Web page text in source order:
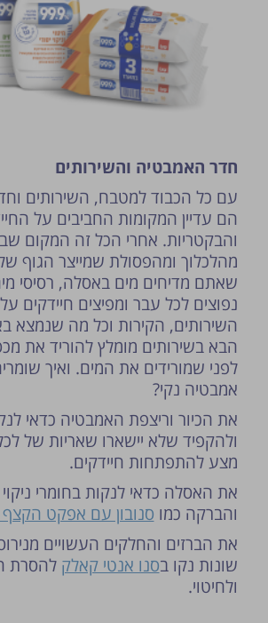
חדר האמבטיה והשירותים
עם כל הכבוד למטבח, השירותים
הם עדיין המקומות החביבים על
והבקטריות. אחרי הכל זה המקום
מהלכלוך ומהפסולת שמייצר הגוף
שאתם מדיחים מים באסלה, רסיסי
נפוצים לכל עבר ומפיצים חיידקים
השירותים, הקירות וכל מה שנמצא
הבא בשירותים מומלץ להוריד את
לפני שמורידים את המים. ואיך
אמבטיה נקי?
את הכיור וריצפת האמבטיה כדאי
ולהקפיד שלא יישארו שאריות של
מצע להתפתחות חיידקים.
את האסלה כדאי לנקות בחומרי ניקוי
והברקה כמו סנובון עם אפקט
את הברזים והחלקים העשויים
שונות נקו בסנו אנטי קאלק להסרת
ולחיטוי.